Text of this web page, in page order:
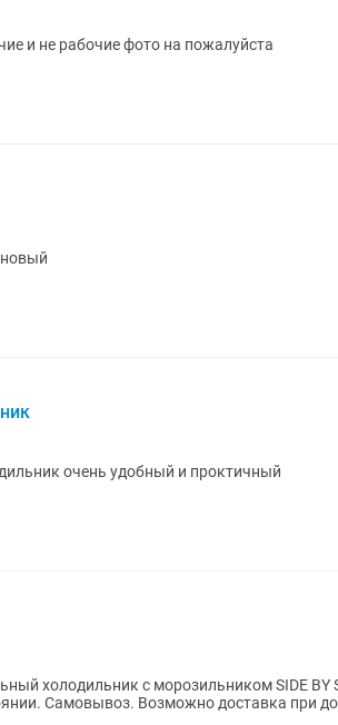
и не рабочие фото на пожалуйста
очень удобный и проктичный
холодильник с морозильником SIDE BY
Самовывоз. Возможно доставка при